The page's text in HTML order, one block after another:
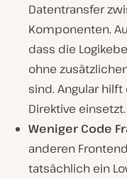
Datentransfer
Komponenten.
dass die
ohne
sind. Angular
Direktive einsetzt.
Weniger Code
anderen
tatsächlich ein